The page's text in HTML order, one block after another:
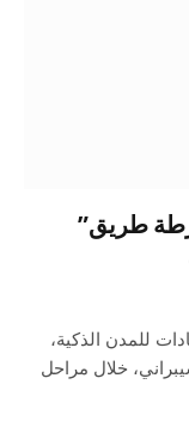
طريق”
للمدن الذكية،
خلال مراحل